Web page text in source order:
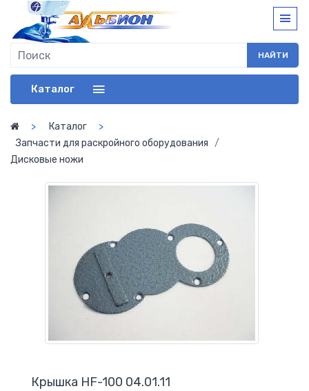
НАЙТИ
Каталог
Каталог
Запчасти для раскройного оборудования
Дисковые ножи
Крышка HF-100 04.01.11